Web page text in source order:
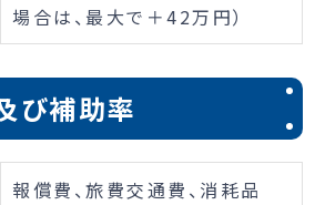
場合は、最大で＋42万円）
び補助率
報償費、旅費交通費、消耗品